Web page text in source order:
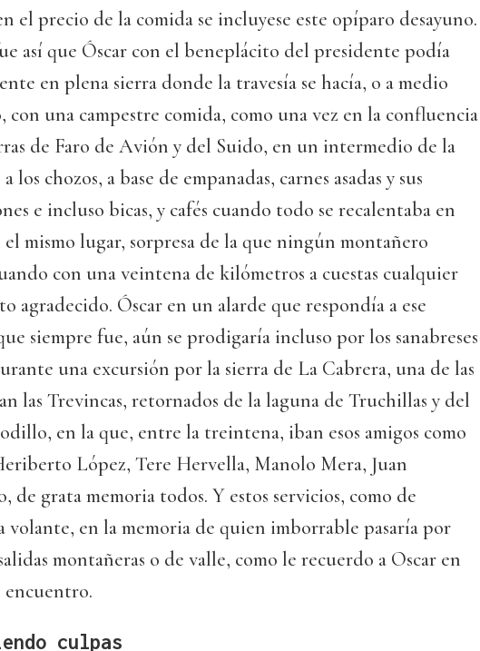
el precio de la comida se incluyese este opíparo desayuno.
así que Óscar con el beneplácito del presidente podía
en plena sierra donde la travesía se hacía, o a medio
con una campestre comida, como una vez en la confluencia
de Faro de Avión y del Suido, en un intermedio de la
los chozos, a base de empanadas, carnes asadas y sus
e incluso bicas, y cafés cuando todo se recalentaba en
mismo lugar, sorpresa de la que ningún montañero
con una veintena de kilómetros a cuestas cualquier
agradecido. Óscar en un alarde que respondía a ese
siempre fue, aún se prodigaría incluso por los sanabreses
una excursión por la sierra de La Cabrera, una de las
las Trevincas, retornados de la laguna de Truchillas y del
en la que, entre la treintena, iban esos amigos como
López, Tere Hervella, Manolo Mera, Juan
de grata memoria todos. Y estos servicios, como de
volante, en la memoria de quien imborrable pasaría por
montañeras o de valle, como le recuerdo a Oscar en
encuentro.
culpas